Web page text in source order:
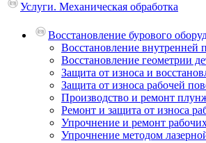
Услуги. Механическая обработка
Восстановление бурового
Восстановление внутренней
Восстановление геометрии
Защита от износа и
Защита от износа рабочей
Производство и ремонт
Ремонт и защита от износа
Упрочнение и ремонт
Упрочнение методом